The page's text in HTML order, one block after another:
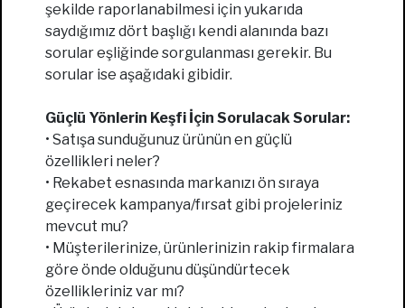
şekilde raporlanabilmesi için yukarıda
saydığımız dört başlığı kendi alanında bazı
sorular eşliğinde sorgulanması gerekir. Bu
sorular ise aşağıdaki gibidir.
Güçlü Yönlerin Keşfi İçin Sorulacak Sorular:
• Satışa sunduğunuz ürünün en güçlü
özellikleri neler?
• Rekabet esnasında markanızı ön sıraya
geçirecek kampanya/fırsat gibi projeleriniz
mevcut mu?
• Müşterilerinize, ürünlerinizin rakip firmalara
göre önde olduğunu düşündürtecek
özellikleriniz var mı?